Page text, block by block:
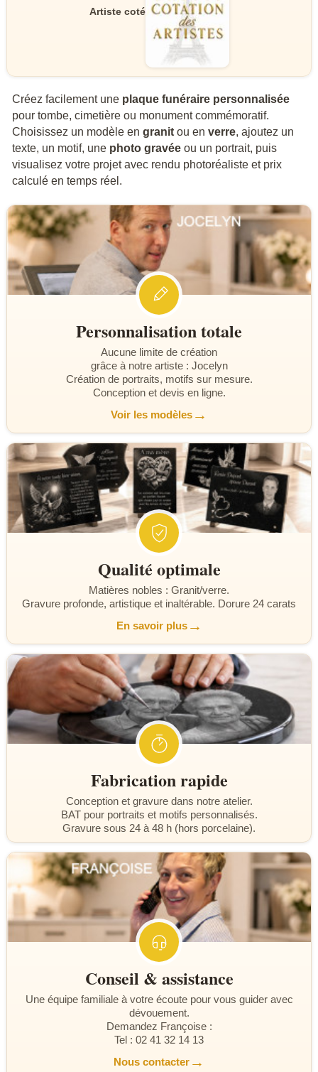
Artiste coté
Créez facilement une plaque funéraire personnalisée
pour tombe, cimetière ou monument commémoratif.
Choisissez un modèle en granit ou en verre, ajoutez un
texte, un motif, une photo gravée ou un portrait, puis
visualisez votre projet avec rendu photoréaliste et prix
calculé en temps réel.
Personnalisation totale
Aucune limite de création
grâce à notre artiste : Jocelyn
Création de portraits, motifs sur mesure.
Conception et devis en ligne.
Voir les modèles →
Qualité optimale
Matières nobles : Granit/verre.
Gravure profonde, artistique et inaltérable. Dorure 24 carats
En savoir plus→
Fabrication rapide
Conception et gravure dans notre atelier.
BAT pour portraits et motifs personnalisés.
Gravure sous 24 à 48 h (hors porcelaine).
Conseil & assistance
Une équipe familiale à votre écoute pour vous guider avec
dévouement.
Demandez Françoise :
Tel : 02 41 32 14 13
Nous contacter →